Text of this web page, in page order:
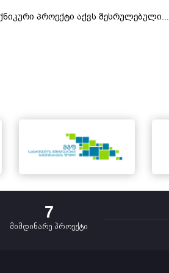
პროექტი აქვს შესრულებული...
7
მიმდინარე პროექტი